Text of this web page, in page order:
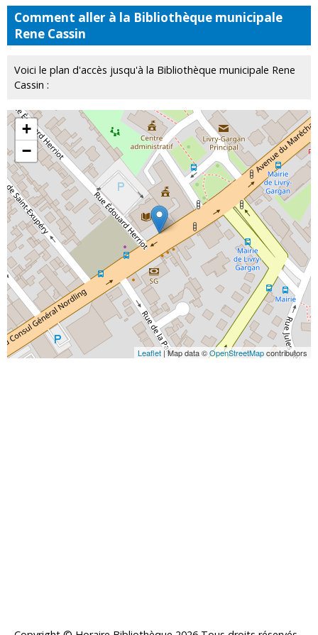
Comment aller à la Bibliothèque municipale
Rene Cassin
Voici le plan d'accès jusqu'à la Bibliothèque municipale Rene
Cassin :
+
−
Leaflet | Map data ©OpenStreetMapcontributors